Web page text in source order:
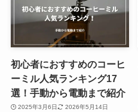
初心者におすすめのコーヒ
ーミル人気ランキング17
選！手動から電動まで紹介
2025年3月6日 2026年5月14日